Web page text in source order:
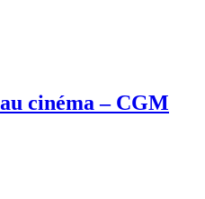
cinéma – CGM